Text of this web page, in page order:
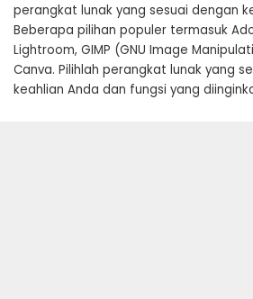
perangkat lunak yang sesuai dengan
Beberapa pilihan populer termasuk
Lightroom, GIMP (GNU Image
Canva. Pilihlah perangkat lunak yang
keahlian Anda dan fungsi yang